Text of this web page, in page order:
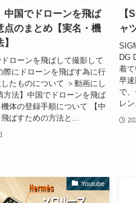
中国でドローンを飛ば
点のまとめ【実名・機
ローンを飛ばして撮影して
際にドローンを飛ばす為に行
たものについて ＞動画にし
方法】中国でドローンを飛ば
体の登録手順について 【中
ばすための方法と...
【
ャ
DG
着
早
で
レ
Youtube